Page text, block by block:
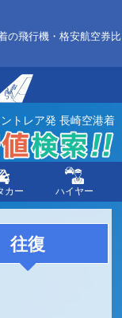
の飛行機・格安航空券比
トレア発 長崎空港着
カー ハイヤー
往復